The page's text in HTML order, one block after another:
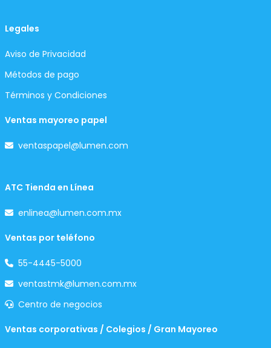
Legales
Aviso de Privacidad
Métodos de pago
Términos y Condiciones
Ventas mayoreo papel
ventaspapel@lumen.com
ATC Tienda en Línea
enlinea@lumen.com.mx
Ventas por teléfono
55-4445-5000
ventastmk@lumen.com.mx
Centro de negocios
Ventas corporativas / Colegios / Gran Mayoreo